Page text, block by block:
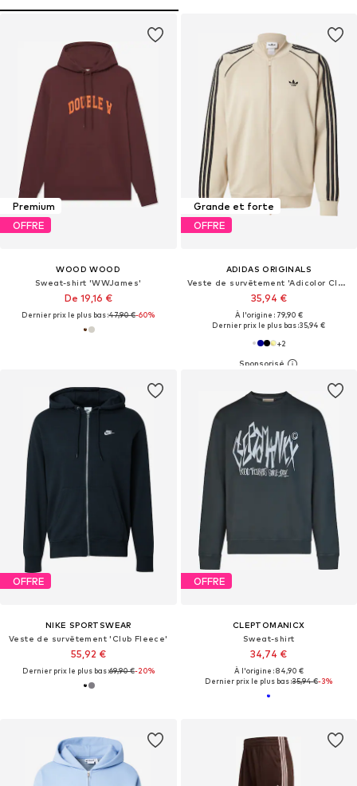
Premium
OFFRE
WOOD WOOD
Sweat-shirt 'WWJames'
De 19,16 €
Dernier prix le plus bas :47,90 €-60%
Grande et forte
OFFRE
ADIDAS ORIGINALS
Veste de survêtement 'Adicolor Classic'
35,94 €
À l'origine : 79,90 €
Dernier prix le plus bas :35,94 €
+2
OFFRE
NIKE SPORTSWEAR
Veste de survêtement 'Club Fleece'
55,92 €
Dernier prix le plus bas :69,90 €-20%
OFFRE
CLEPTOMANICX
Sweat-shirt
34,74 €
À l'origine : 84,90 €
Dernier prix le plus bas :35,94 €-3%